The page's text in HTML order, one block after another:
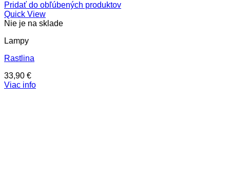
Pridať do obľúbených produktov
Quick View
Nie je na sklade
Lampy
Rastlina
33,90 €
Viac info